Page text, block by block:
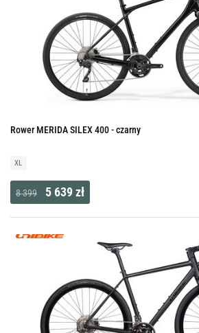
Rower MERIDA SILEX 400 - czarny
XL
8 399 5 639 zł